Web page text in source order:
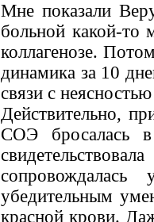
Мне показали
больной ка­кой-то
коллагенозе.
динамика за 10
связи с
Действительно,
СОЭ броса­лась
убедительным
красной крови.